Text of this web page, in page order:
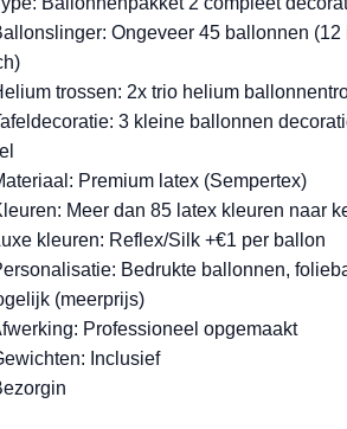
Ongeveer 45 ballonnen (12
trossen: 2x trio helium
3 kleine ballonnen
Premium latex (Sempertex)
Meer dan 85 latex kleuren naar
kleuren: Reflex/Silk +€1 per ballon
Bedrukte ballonnen,
(meerprijs)
Professioneel opgemaakt
Inclusief